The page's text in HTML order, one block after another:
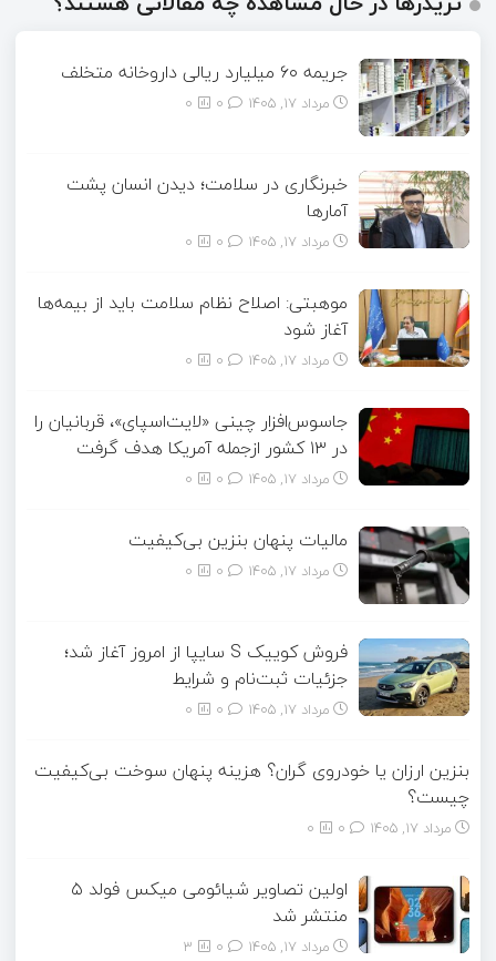
جریمه ۶۰ میلیارد ریالی داروخانه متخلف
مرداد ۱۷, ۱۴۰۵ 0
خبرنگاری در سلامت؛ دیدن انسان پشت
آمارها
مرداد ۱۷, ۱۴۰۵ 0
موهبتی: اصلاح نظام سلامت باید از بیمه‌ها
آغاز شود
مرداد ۱۷, ۱۴۰۵ 0
جاسوس‌افزار چینی «لایت‌اسپای»، قربانیان را
در ۱۳ کشور ازجمله آمریکا هدف گرفت
مرداد ۱۷, ۱۴۰۵ 0
مالیات پنهان بنزین بی‌کیفیت
مرداد ۱۷, ۱۴۰۵ 0
فروش کوییک S سایپا از امروز آغاز شد؛
جزئیات ثبت‌نام و شرایط
مرداد ۱۷, ۱۴۰۵ 0
بنزین ارزان یا خودروی گران؟ هزینه پنهان سوخت بی‌کیفیت
چیست؟
مرداد ۱۷, ۱۴۰۵ 0
اولین تصاویر شیائومی میکس فولد ۵
منتشر شد
مرداد ۱۷, ۱۴۰۵ 3